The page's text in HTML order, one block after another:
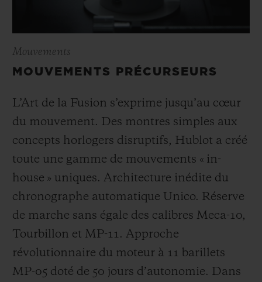
Mouvements
MOUVEMENTS PRÉCURSEURS
L’Art de la Fusion s’exprime jusqu’au cœur
du mouvement. Des montres simples aux
concepts horlogers disruptifs, Hublot a créé
toute une gamme de mouvements « in-
house » uniques. Architecture inédite du
chronographe automatique Unico. Réserve
de marche sans égale des calibres Meca-10,
Tourbillon et MP-11. Approche
révolutionnaire du moteur à 11 barillets
MP-05 doté de 50 jours d’autonomie. Dans